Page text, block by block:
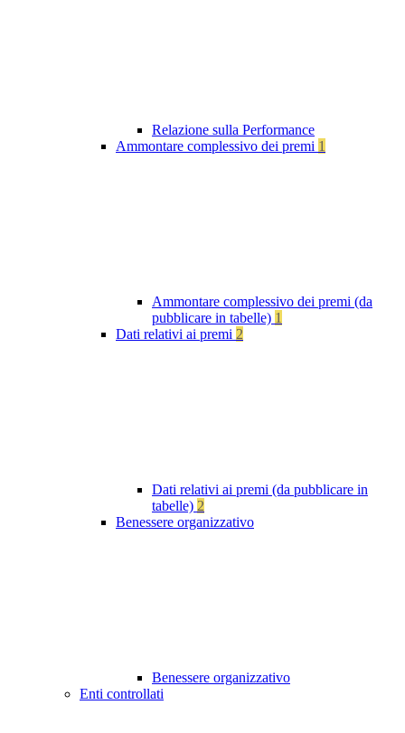
Relazione sulla Performance
Ammontare complessivo dei premi 1
Ammontare complessivo dei premi (da
pubblicare in tabelle) 1
Dati relativi ai premi 2
Dati relativi ai premi (da pubblicare in
tabelle) 2
Benessere organizzativo
Benessere organizzativo
Enti controllati